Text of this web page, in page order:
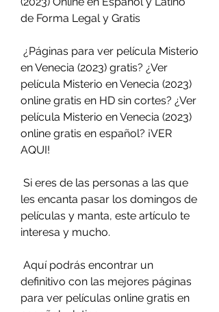
de Forma Legal y Gratis
en Venecia (2023) gratis? ¿Ver
película Misterio en Venecia (2023)
online gratis en HD sin cortes? ¿Ver
película Misterio en Venecia (2023)
online gratis en español? ¡VER
AQUI!
les encanta pasar los domingos de
películas y manta, este artículo te
interesa y mucho.
definitivo con las mejores páginas
para ver películas online gratis en